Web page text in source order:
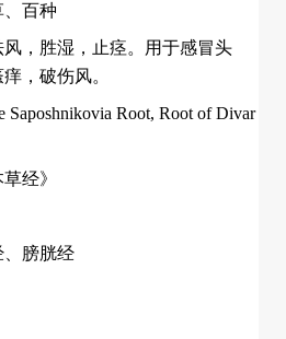
、百种
风，胜湿，止痉。用于感冒头
，破伤风。
Saposhnikovia Root, Root of Divar
经》
、膀胱经